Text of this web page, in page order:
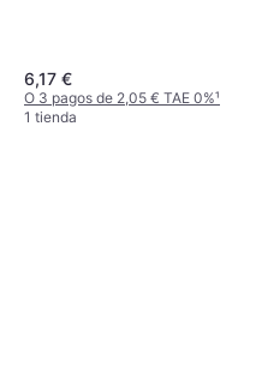
6,17 €
O 3 pagos de 2,05 € TAE 0%¹
1 tienda